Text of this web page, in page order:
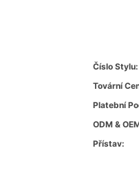
Číslo Stylu:
Tovární
Platební
ODM &
Přístav: